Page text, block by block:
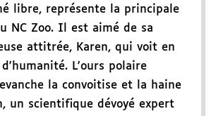
libre, représente la principale
NC Zoo. Il est aimé de sa
attitrée, Karen, qui voit en
L'ours polaire
la convoitise et la haine
un scientifique dévoyé expert